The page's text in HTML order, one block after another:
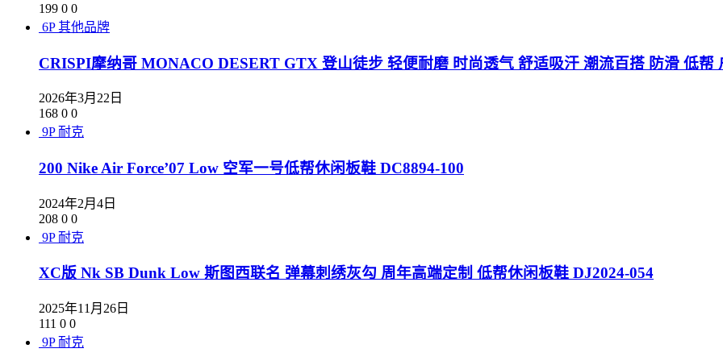
199 0 0
6P 其他品牌
CRISPI摩纳哥 MONACO DESERT GTX 登山徒步 轻便耐磨 时尚透气 舒适吸汗 潮流百搭 防滑 低帮
2026年3月22日
168 0 0
9P 耐克
200 Nike Air Force’07 Low 空军一号低帮休闲板鞋 DC8894-100
2024年2月4日
208 0 0
9P 耐克
XC版 Nk SB Dunk Low 斯图西联名 弹幕刺绣灰勾 周年高端定制 低帮休闲板鞋 DJ2024-054
2025年11月26日
111 0 0
9P 耐克